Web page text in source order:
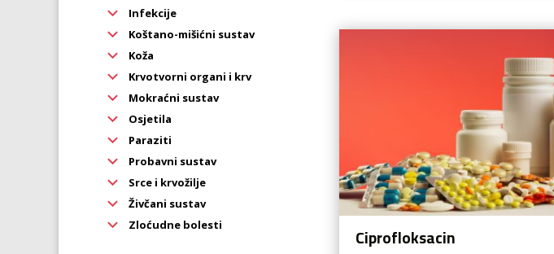
Infekcije
Koštano-mišićni sustav
Koža
Krvotvorni organi i krv
Mokraćni sustav
Osjetila
Paraziti
Probavni sustav
Srce i krvožilje
Živčani sustav
Zloćudne bolesti
Ciprofloksacin